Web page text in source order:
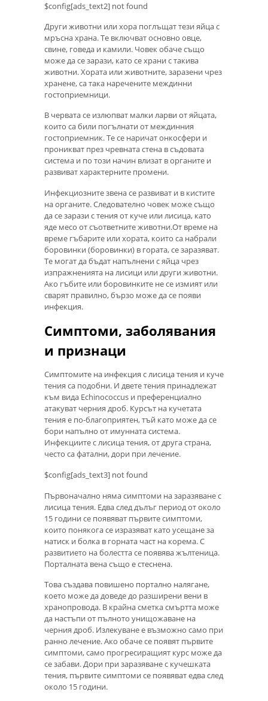
$config[ads_text2] not found
Други животни или хора поглъщат тези яйца с
мръсна храна. Те включват основно овце,
свине, говеда и камили. Човек обаче също
може да се зарази, като се храни с такива
животни. Хората или животните, заразени чрез
хранене, са така наречените междинни
гостоприемници.
В червата се излюпват малки ларви от яйцата,
които са били погълнати от междинния
гостоприемник. Те се наричат ​​онкосфери и
проникват през чревната стена в съдовата
система и по този начин влизат в органите и
развиват характерните промени.
Инфекциозните звена се развиват и в кистите
на органите. Следователно човек може също
да се зарази с тения от куче или лисица, като
яде месо от съответните животни.От време на
време гъбарите или хората, които са набрали
боровинки (боровинки) в гората, се заразяват.
Те могат да бъдат напълнени с яйца чрез
изпражненията на лисици или други животни.
Ако гъбите или боровинките не се измият или
сварят правилно, бързо може да се появи
инфекция.
Симптоми, заболявания
и признаци
Симптомите на инфекция с лисица тения и куче
тения са подобни. И двете тения принадлежат
към вида Echinococcus и преференциално
атакуват черния дроб. Курсът на кучетата
тения е по-благоприятен, тъй като може да се
бори напълно от имунната система.
Инфекциите с лисица тения, от друга страна,
често са фатални, дори при лечение.
$config[ads_text3] not found
Първоначално няма симптоми на заразяване с
лисица тения. Едва след дълъг период от около
15 години се появяват първите симптоми,
които понякога се изразяват като усещане за
натиск и болка в горната част на корема. С
развитието на болестта се появява жълтеница.
Порталната вена също е стеснена.
Това създава повишено портално налягане,
което може да доведе до разширени вени в
хранопровода. В крайна сметка смъртта може
да настъпи от пълното унищожаване на
черния дроб. Излекуване е възможно само при
ранно лечение. Ако обаче се появят първите
симптоми, само прогресиращият курс може да
се забави. Дори при заразяване с кучешката
тения, първите симптоми се появяват едва след
около 15 години.